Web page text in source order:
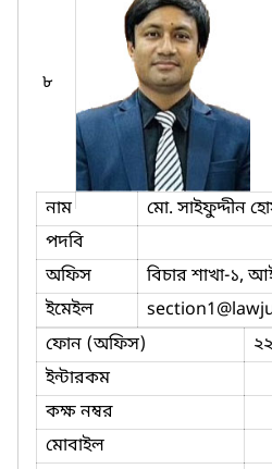
৮
নাম
মো. সাইফুদ্দীন
পদবি
অফিস
বিচার শাখা-১,
ইমেইল
section1
ফোন (অফিস)
ইন্টারকম
কক্ষ নম্বর
মোবাইল